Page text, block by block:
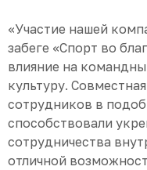
«Участие нашей
забеге «Спорт во
влияние на
культуру.
сотрудников в
способствовали
сотрудничества
отличной